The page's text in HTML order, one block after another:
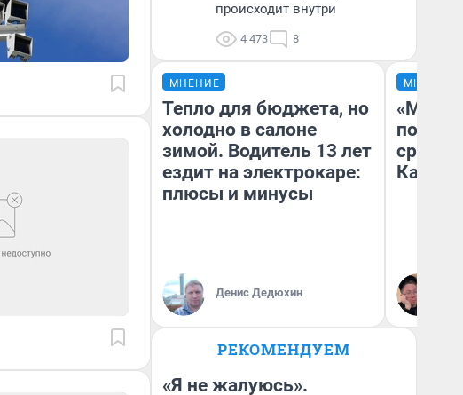
происходит внутри
4 473 8
МНЕНИЕ
Тепло для бюджета, но
холодно в салоне
зимой. Водитель 13 лет
ездит на электрокаре:
плюсы и минусы
Денис Дедюхин
МНЕНИЕ
РЕКОМЕНДУЕМ
«Я не жалуюсь».